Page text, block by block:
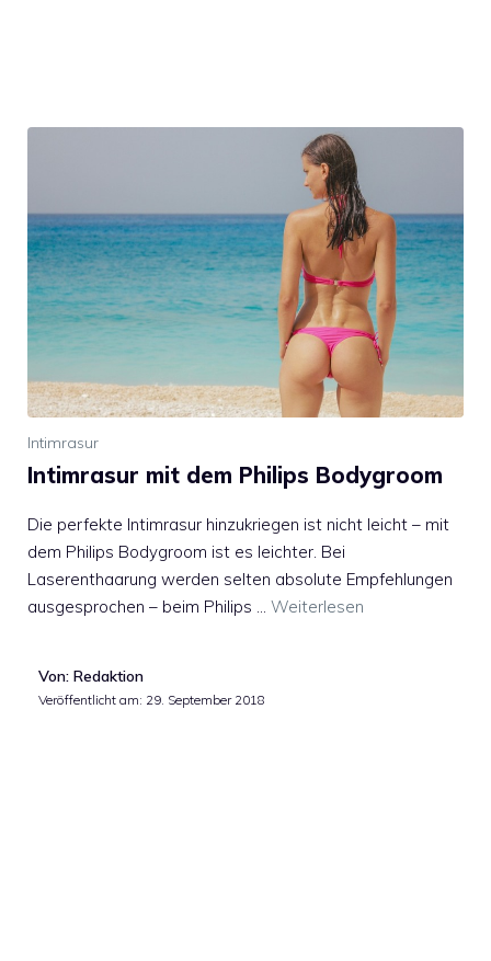
Intimrasur
Intimrasur mit dem Philips Bodygroom
Die perfekte Intimrasur hinzukriegen ist nicht leicht – mit
dem Philips Bodygroom ist es leichter. Bei
Laserenthaarung werden selten absolute Empfehlungen
ausgesprochen – beim Philips … Weiterlesen
Von: Redaktion
Veröffentlicht am: 29. September 2018